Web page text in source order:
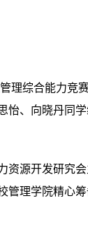
理综合能力竞
、向晓丹同
资源开发研究
理学院精心